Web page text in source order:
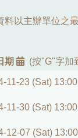
料以主辦單位之
期 (按"G"字加
11-23 (Sat)
11-30 (Sat)
12-07 (Sat)